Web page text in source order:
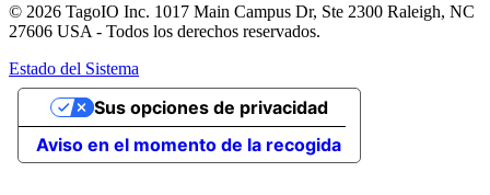
© 2026 TagoIO Inc. 1017 Main Campus Dr, Ste 2300 Raleigh, NC
27606 USA - Todos los derechos reservados.
Estado del Sistema
Aviso en el momento de la recogida
Sus opciones de privacidad